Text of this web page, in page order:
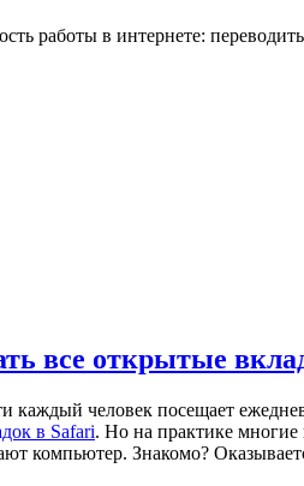
в интернете:
все открытые
каждый человек посещает
в Safari. Но на практике многие
компьютер. Знакомо?